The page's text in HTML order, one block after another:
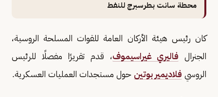
محطة سانت بطرسبرج للنفط
كان رئيس هيئة الأركان العامة للقوات المسلحة الروسية،
الجنرال فاليري غيراسيموف، قدم تقريرًا مفصلًا للرئيس
الروسي فلاديمير بوتين حول مستجدات العمليات العسكرية.